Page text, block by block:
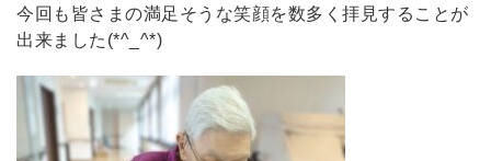
今回も皆さまの満足そうな笑顔を数多く拝見することが
出来ました(*^_^*)